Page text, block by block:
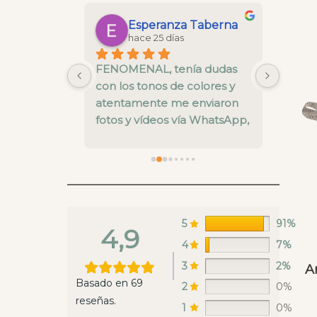
Esperanza Taberna
hace 25 días
FENOMENAL, tenía dudas
con los tonos de colores y
atentamente me enviaron
fotos y vídeos vía WhatsApp,
calidad muy buena
La
está
pre
fallo
ya
hacer
lunes
un
4,9
Basado en 69
reseñas.
5
91%
4
7%
3
2%
2
0%
1
0%